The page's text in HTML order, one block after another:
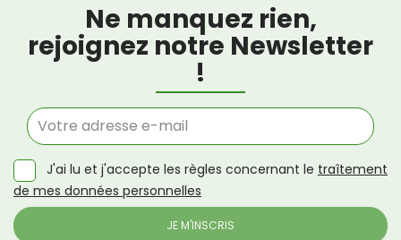
Ne manquez rien,
rejoignez notre Newsletter
!
J'ai lu et j'accepte les règles concernant le traîtement
de mes données personnelles